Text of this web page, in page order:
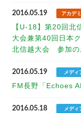
2016.05.19 アカデ
【U-18】第20回北
大会兼第40回日本
北信越大会 参加の
2016.05.19 メディ
FM長野「Echoes
2016.05.18 メディ